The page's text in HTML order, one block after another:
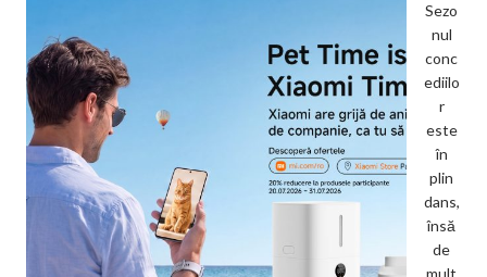
Sezo
nul
conc
ediilo
r
este
în
plin
dans,
însă
de